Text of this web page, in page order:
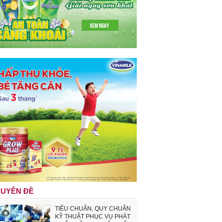
ĐỀ
TIÊU CHUẨN, QUY CHUẨN
KỸ THUẬT PHỤC VỤ PHÁT